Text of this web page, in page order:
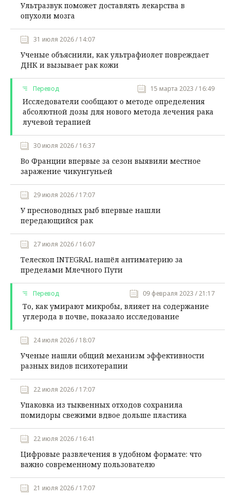
Ультразвук поможет доставлять лекарства в
опухоли мозга
31 июля 2026 / 14:07
Ученые объяснили, как ультрафиолет повреждает
ДНК и вызывает рак кожи
Перевод 15 марта 2023 / 16:49
Исследователи сообщают о методе определения
абсолютной дозы для нового метода лечения рака
лучевой терапией
30 июля 2026 / 16:37
Во Франции впервые за сезон выявили местное
заражение чикунгуньей
29 июля 2026 / 17:07
У пресноводных рыб впервые нашли
передающийся рак
27 июля 2026 / 16:07
Телескоп INTEGRAL нашёл антиматерию за
пределами Млечного Пути
Перевод 09 февраля 2023 / 21:17
То, как умирают микробы, влияет на содержание
углерода в почве, показало исследование
24 июля 2026 / 18:07
Ученые нашли общий механизм эффективности
разных видов психотерапии
22 июля 2026 / 17:07
Упаковка из тыквенных отходов сохранила
помидоры свежими вдвое дольше пластика
22 июля 2026 / 16:41
Цифровые развлечения в удобном формате: что
важно современному пользователю
21 июля 2026 / 17:07